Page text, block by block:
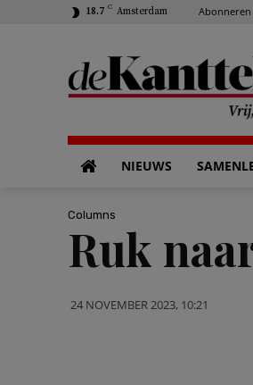
18.7 C Amsterdam Abonneren
NIEUWS
Columns
Ruk
24 NOVEMBER 2023, 10:21